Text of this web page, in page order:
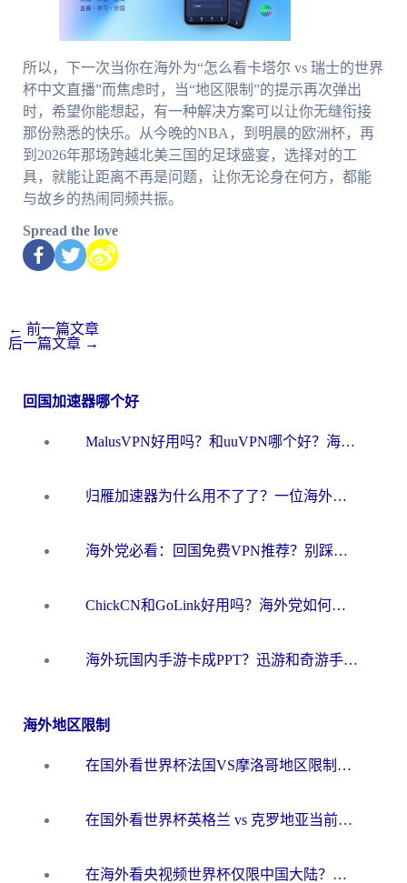
所以，下一次当你在海外为“怎么看卡塔尔 vs 瑞士的世界
杯中文直播”而焦虑时，当“地区限制”的提示再次弹出
时，希望你能想起，有一种解决方案可以让你无缝衔接
那份熟悉的快乐。从今晚的NBA，到明晨的欧洲杯，再
到2026年那场跨越北美三国的足球盛宴，选择对的工
具，就能让距离不再是问题，让你无论身在何方，都能
与故乡的热闹同频共振。
Spread the love
← 前一篇文章
后一篇文章 →
回国加速器哪个好
MalusVPN好用吗？和uuVPN哪个好？海外党无缝访问国内资源的真实对比与选择指南
归雁加速器为什么用不了了？一位海外游子的真实困惑与技术解答
海外党必看：回国免费VPN推荐？别踩坑！教你选对加速器无缝刷国内资源
ChickCN和GoLink好用吗？海外党如何选对回国加速器
海外玩国内手游卡成PPT？迅游和奇游手游哪个好？一篇讲透回国加速器怎么选
海外地区限制
在国外看世界杯法国VS摩洛哥地区限制？这篇指南让你流畅看中文解说无压力
在国外看世界杯英格兰 vs 克罗地亚当前地区不可播放？这篇指南帮你搞定所有海外观赛难题
在海外看央视频世界杯仅限中国大陆？这篇指南帮你解锁中文解说+无卡顿直播